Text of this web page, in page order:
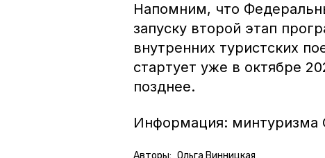
Напомним, что
запуску второй этап
внутренних туристских
стартует уже в октябре
позднее.
Информация: минтуризма
Авторы: Ольга Винницкая